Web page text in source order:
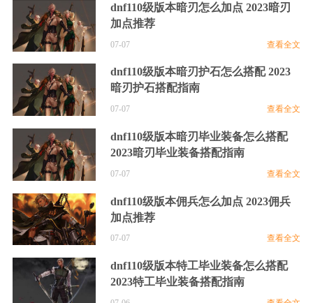
dnf110级版本暗刃怎么加点 2023暗刃
加点推荐
07-07 查看全文
dnf110级版本暗刃护石怎么搭配 2023
暗刃护石搭配指南
07-07 查看全文
dnf110级版本暗刃毕业装备怎么搭配
2023暗刃毕业装备搭配指南
07-07 查看全文
dnf110级版本佣兵怎么加点 2023佣兵
加点推荐
07-07 查看全文
dnf110级版本特工毕业装备怎么搭配
2023特工毕业装备搭配指南